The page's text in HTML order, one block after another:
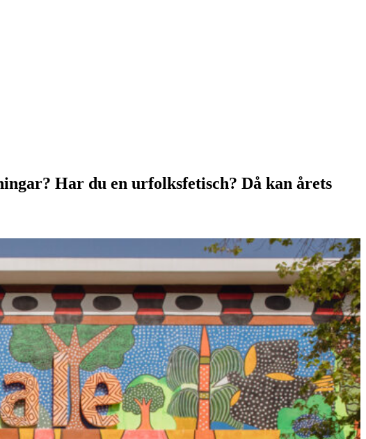
Har du en urfolksfetisch? Då kan årets